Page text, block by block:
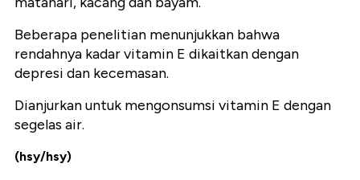
Beberapa penelitian menunjukkan bahwa
rendahnya kadar vitamin E dikaitkan dengan
depresi dan kecemasan.
Dianjurkan untuk mengonsumsi vitamin E dengan
segelas air.
(hsy/hsy)